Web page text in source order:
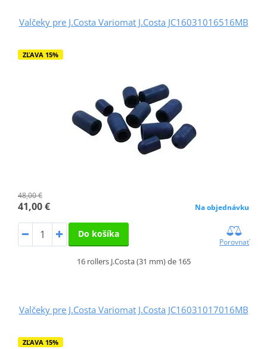
Valčeky pre J.Costa Variomat J.Costa JC16031016516MB
ZĽAVA 15%
48,00 €
41,00 € Na objednávku
Do košíka
Porovnať
16 rollers J.Costa (31 mm) de 165
Valčeky pre J.Costa Variomat J.Costa JC16031017016MB
ZĽAVA 15%